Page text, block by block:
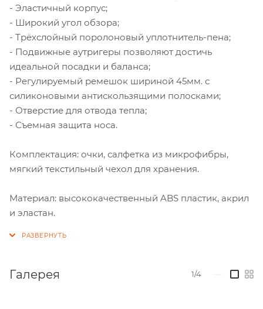
- Эластичный корпус;
- Широкий угол обзора;
- Трёхслойный поролоновый уплотнитель-пена;
- Подвижные аутригеры позволяют достичь
идеальной посадки и баланса;
- Регулируемый ремешок шириной 45мм. с
силиконовыми антискользящими полосками;
- Отверстие для отвода тепла;
- Съемная защита носа.
Комплектация: очки, салфетка из микрофибры,
мягкий текстильный чехол для хранения.
Материал: высококачественный ABS пластик, акрил
и эластан.
Галерея 1/4